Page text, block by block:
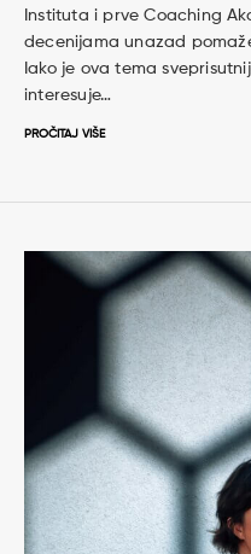
Instituta i prve Coaching
decenijama unazad
Iako je ova tema
interesuje…
PROČITAJ VIŠE